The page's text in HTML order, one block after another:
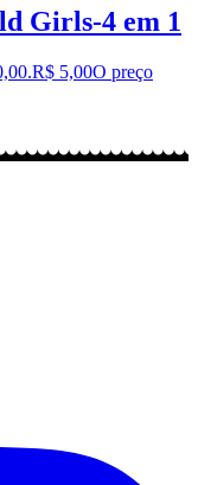
Girls-4 em 1
R$ 5,00O preço